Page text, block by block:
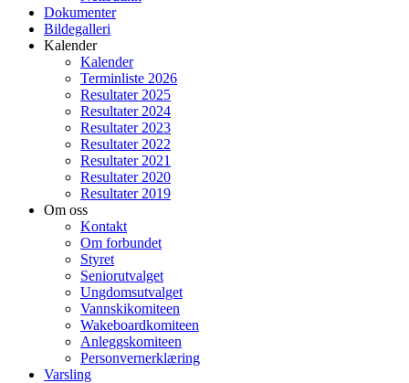
Dokumenter
Bildegalleri
Kalender
Kalender
Terminliste 2026
Resultater 2025
Resultater 2024
Resultater 2023
Resultater 2022
Resultater 2021
Resultater 2020
Resultater 2019
Om oss
Kontakt
Om forbundet
Styret
Seniorutvalget
Ungdomsutvalget
Vannskikomiteen
Wakeboardkomiteen
Anleggskomiteen
Personvernerklæring
Varsling